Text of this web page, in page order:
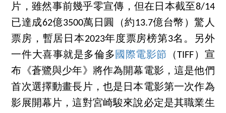
片，雖然事前幾乎零宣傳，但在日本截至8/14
已達成62億3500萬日圓（約13.7億台幣）驚人
票房，暫居日本2023年度票房榜第3名。另外
一件大喜事就是多倫多 國際電影節
（TIFF）宣
布《蒼鷺與少年》將作為開幕電影，這是他們
首次選擇動畫長片，也是日本電影第一次作為
影展開幕片，這對宮崎駿來說必定是其職業生